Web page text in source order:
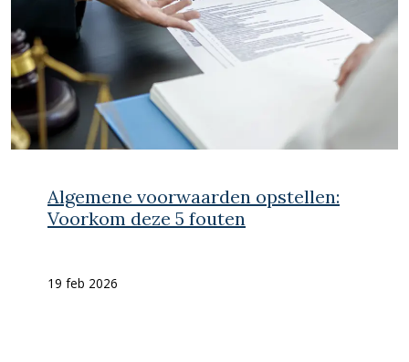
Algemene voorwaarden opstellen:
Voorkom deze 5 fouten
19 feb 2026